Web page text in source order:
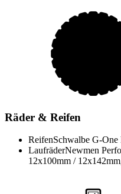
Räder & Reifen
ReifenSchwalbe G-
LaufräderNewmen
12x100mm /